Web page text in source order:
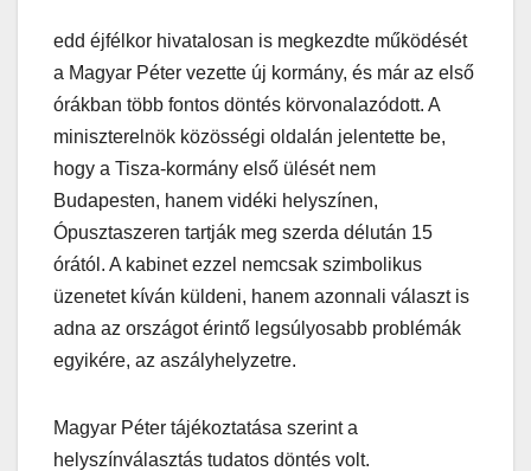
edd éjfélkor hivatalosan is megkezdte működését
a Magyar Péter vezette új kormány, és már az első
órákban több fontos döntés körvonalazódott. A
miniszterelnök közösségi oldalán jelentette be,
hogy a Tisza-kormány első ülését nem
Budapesten, hanem vidéki helyszínen,
Ópusztaszeren tartják meg szerda délután 15
órától. A kabinet ezzel nemcsak szimbolikus
üzenetet kíván küldeni, hanem azonnali választ is
adna az országot érintő legsúlyosabb problémák
egyikére, az aszályhelyzetre.
Magyar Péter tájékoztatása szerint a
helyszínválasztás tudatos döntés volt.